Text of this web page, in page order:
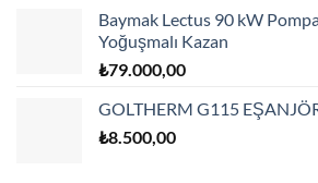
Baymak Lectus 90 kW
Yoğuşmalı Kazan
₺79.000,00
GOLTHERM G115
₺8.500,00